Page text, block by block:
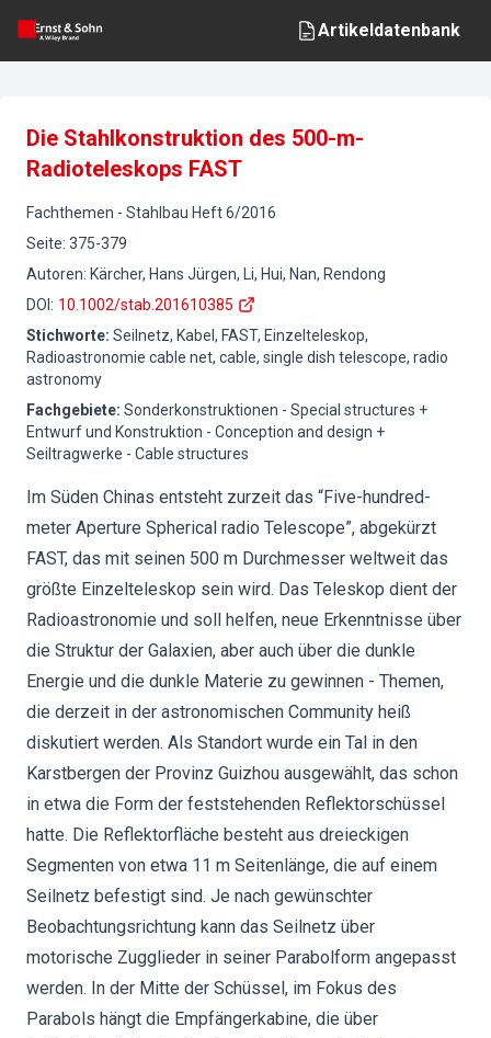
Artikeldatenbank
Die Stahlkonstruktion des 500-m-
Radioteleskops FAST
Fachthemen - Stahlbau Heft6/2016
Seite: 375-379
Autoren: Kärcher, Hans Jürgen, Li, Hui, Nan, Rendong
DOI : 10.1002/stab.201610385
Stichworte: Seilnetz, Kabel, FAST, Einzelteleskop,
Radioastronomie cable net, cable, single dish telescope, radio
astronomy
Fachgebiete: Sonderkonstruktionen - Special structures +
Entwurf und Konstruktion - Conception and design +
Seiltragwerke - Cable structures
Im Süden Chinas entsteht zurzeit das “Five-hundred-
meter Aperture Spherical radio Telescope”, abgekürzt
FAST, das mit seinen 500 m Durchmesser weltweit das
größte Einzelteleskop sein wird. Das Teleskop dient der
Radioastronomie und soll helfen, neue Erkenntnisse über
die Struktur der Galaxien, aber auch über die dunkle
Energie und die dunkle Materie zu gewinnen - Themen,
die derzeit in der astronomischen Community heiß
diskutiert werden. Als Standort wurde ein Tal in den
Karstbergen der Provinz Guizhou ausgewählt, das schon
in etwa die Form der feststehenden Reflektorschüssel
hatte. Die Reflektorfläche besteht aus dreieckigen
Segmenten von etwa 11 m Seitenlänge, die auf einem
Seilnetz befestigt sind. Je nach gewünschter
Beobachtungsrichtung kann das Seilnetz über
motorische Zugglieder in seiner Parabolform angepasst
werden. In der Mitte der Schüssel, im Fokus des
Parabols hängt die Empfängerkabine, die über